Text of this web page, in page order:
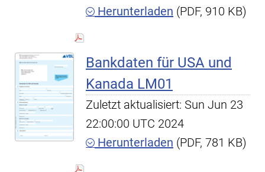
Herunterladen (PDF, 910 KB)
Bankdaten für USA und
Kanada LM01
Zuletzt aktualisiert: Sun Jun 23
22:00:00 UTC 2024
Herunterladen (PDF, 781 KB)